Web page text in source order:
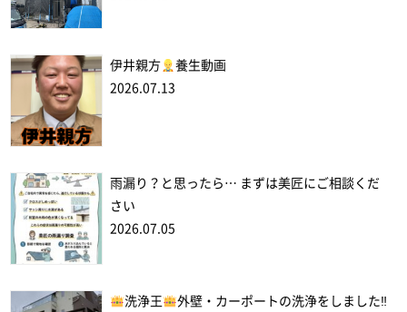
伊井親方
養生動画
2026.07.13
雨漏り？と思ったら… まずは美匠にご相談くだ
さい
2026.07.05
洗浄王
外壁・カーポートの洗浄をしました‼